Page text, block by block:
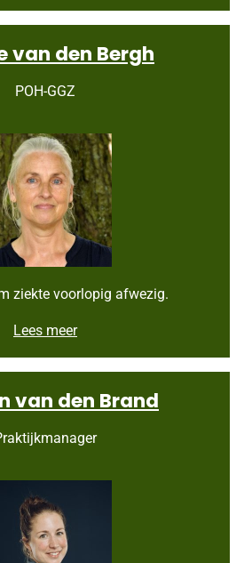
a
o
o
van den Bergh
POH-GGZ
ziekte voorlopig afwezig.
Lees meerM
r
j
k
e
v
n
van den Brand